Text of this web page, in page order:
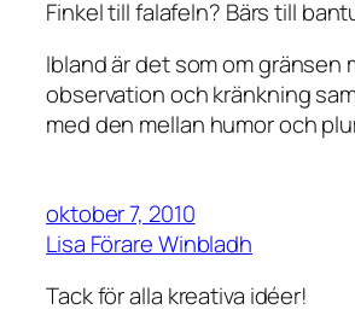
Finkel till falafeln? Bärs till
Ibland är det som om gränsen
observation och kränkning
med den mellan humor och
oktober 7, 2010
Lisa Förare Winbladh
Tack för alla kreativa idéer!